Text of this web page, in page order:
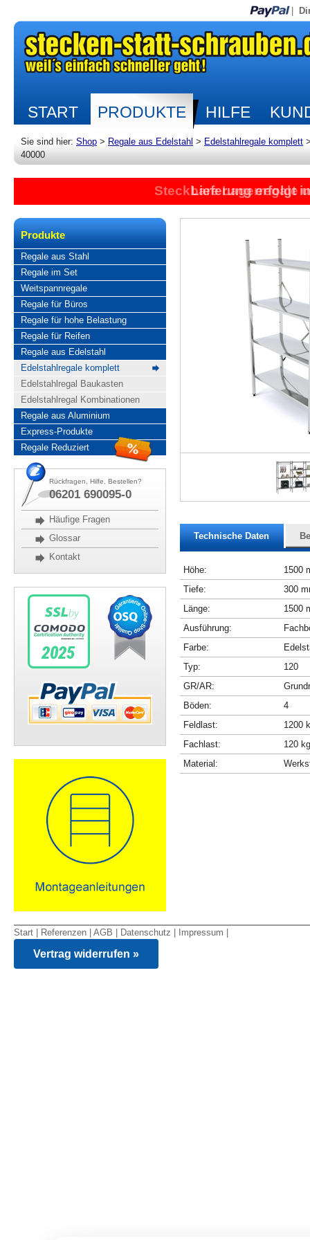
START PRODUKTE HILFE
Sie sind hier: Shop > Regale aus Edelstahl > Edelstahlregale komplett
40000
Steckbare Lagerregale
Lieferung erfolgt
Produkte
Regale aus Stahl
Regale im Set
Weitspannregale
Regale für Büros
Regale für hohe Belastung
Regale für Reifen
Regale aus Edelstahl
Edelstahlregale komplett
Edelstahlregal Baukasten
Edelstahlregal Kombinationen
Regale aus Aluminium
Express-Produkte
Regale Reduziert
Rückfragen, Hilfe, Bestellen?
06201 690095-0
Häufige Fragen
Glossar
Kontakt
Technische Daten
Höhe:
1500
Tiefe:
300
Länge:
1500
Ausführung:
Farbe:
Typ:
120
GR/AR:
Böden:
4
Feldlast:
1200
Fachlast:
120 kg
Material:
Start Referenzen AGB Datenschutz Impressum
Vertrag widerrufen »